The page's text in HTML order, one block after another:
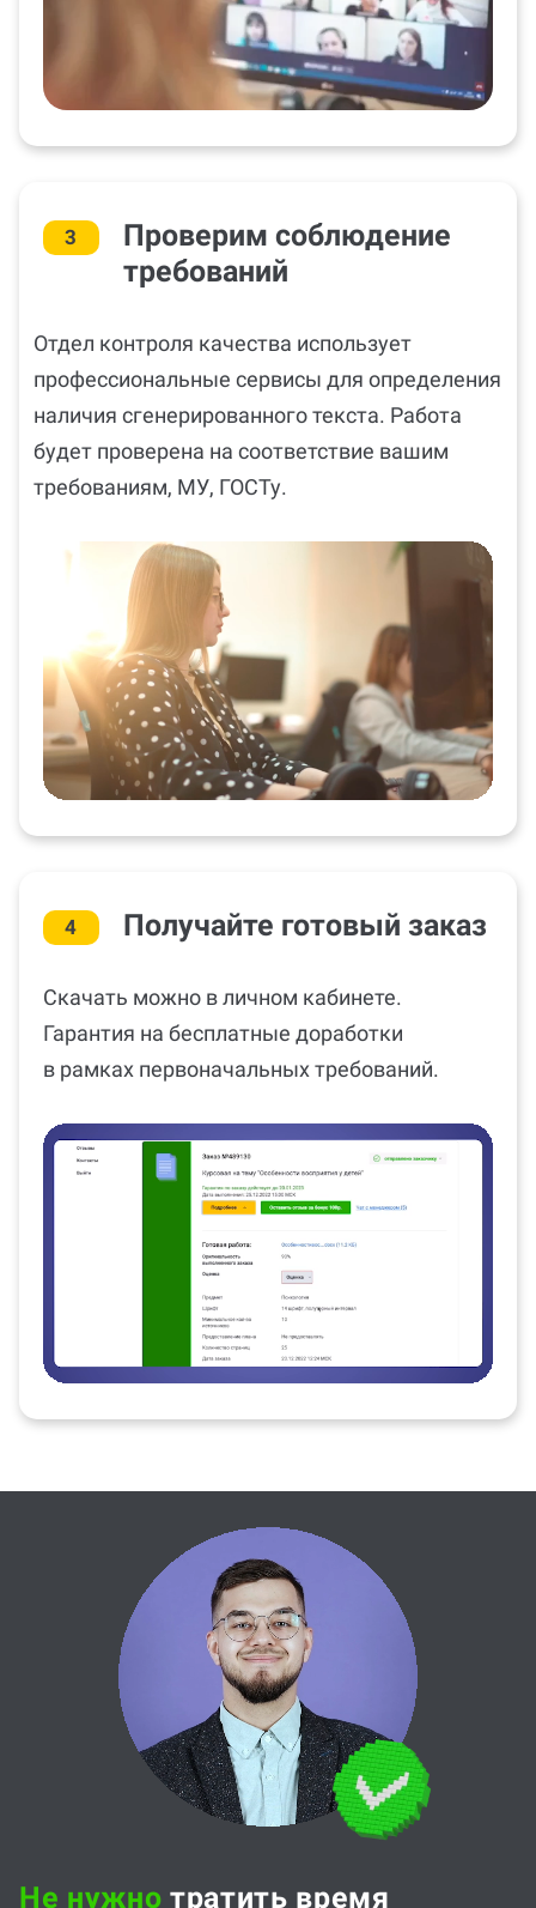
3
Проверим соблюдение
требований
Отдел контроля качества использует
профессиональные сервисы для определения
наличия сгенерированного текста. Работа
будет проверена на соответствие вашим
требованиям, МУ, ГОСТу.
4 Получайте готовый заказ
Скачать можно в личном кабинете.
Гарантия на бесплатные доработки
в рамках первоначальных требований.
Не нужно тратить время